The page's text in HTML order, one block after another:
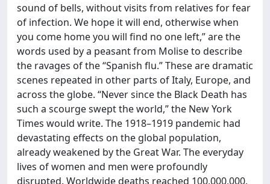
sound of bells, without visits from relatives for fear
of infection. We hope it will end, otherwise when
you come home you will find no one left,” are the
words used by a peasant from Molise to describe
the ravages of the “Spanish flu.” These are dramatic
scenes repeated in other parts of Italy, Europe, and
across the globe. “Never since the Black Death has
such a scourge swept the world,” the New York
Times would write. The 1918–1919 pandemic had
devastating effects on the global population,
already weakened by the Great War. The everyday
lives of women and men were profoundly
disrupted. Worldwide deaths reached 100,000,000,